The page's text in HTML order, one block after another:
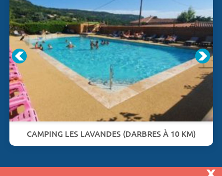
CAMPING LES LAVANDES (DARBRES À 10 KM)